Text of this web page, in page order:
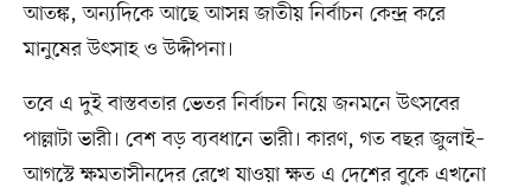
আতঙ্ক, অন্যদিকে আছে আসন্ন জাতীয় নির্বাচন কেন্দ্র করে
মানুষের উৎসাহ ও উদ্দীপনা।
তবে এ দুই বাস্তবতার ভেতর নির্বাচন নিয়ে জনমনে উৎসবের
পাল্লাটা ভারী। বেশ বড় ব্যবধানে ভারী। কারণ, গত বছর জুলাই–
আগস্টে ক্ষমতাসীনদের রেখে যাওয়া ক্ষত এ দেশের বুকে এখনো